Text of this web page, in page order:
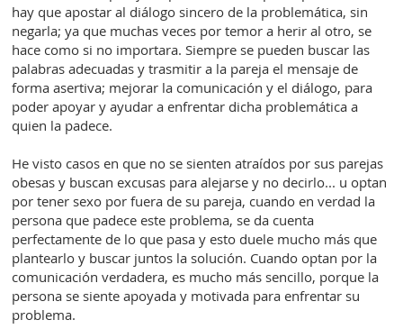
hay que apostar al diálogo sincero de la problemática, sin
negarla; ya que muchas veces por temor a herir al otro, se
hace como si no importara. Siempre se pueden buscar las
palabras adecuadas y trasmitir a la pareja el mensaje de
forma asertiva; mejorar la comunicación y el diálogo, para
poder apoyar y ayudar a enfrentar dicha problemática a
quien la padece.
He visto casos en que no se sienten atraídos por sus parejas
obesas y buscan excusas para alejarse y no decirlo... u optan
por tener sexo por fuera de su pareja, cuando en verdad la
persona que padece este problema, se da cuenta
perfectamente de lo que pasa y esto duele mucho más que
plantearlo y buscar juntos la solución. Cuando optan por la
comunicación verdadera, es mucho más sencillo, porque la
persona se siente apoyada y motivada para enfrentar su
problema.